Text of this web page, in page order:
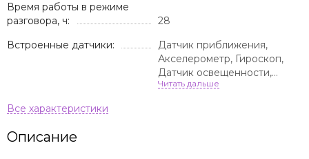
Время работы в режиме
разговора, ч:
28
Встроенные датчики:
Датчик приближения,
Акселерометр, Гироскоп,
Датчик освещенности,
Сканер отпечатка пальца,
Описание